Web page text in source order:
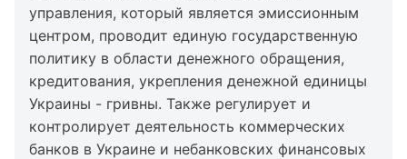
управления, который является эмиссионным
центром, проводит единую государственную
политику в области денежного обращения,
кредитования, укрепления денежной единицы
Украины - гривны. Также регулирует и
контролирует деятельность коммерческих
банков в Украине и небанковских финансовых